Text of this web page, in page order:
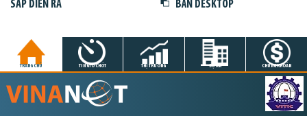
SẮP DIỄN RA BẢN DESKTOP
TRANG CHỦ TIN GIỜ CHÓT THỊ TRƯỜNG DỰ ÁN CHỨNG KHOÁN